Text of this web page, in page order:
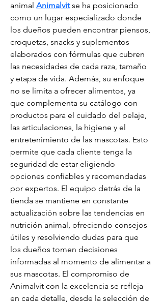
animal Animalvit se ha posicionado
como un lugar especializado donde
los dueños pueden encontrar piensos,
croquetas, snacks y suplementos
elaborados con fórmulas que cubren
las necesidades de cada raza, tamaño
y etapa de vida. Además, su enfoque
no se limita a ofrecer alimentos, ya
que complementa su catálogo con
productos para el cuidado del pelaje,
las articulaciones, la higiene y el
entretenimiento de las mascotas. Esto
permite que cada cliente tenga la
seguridad de estar eligiendo
opciones confiables y recomendadas
por expertos. El equipo detrás de la
tienda se mantiene en constante
actualización sobre las tendencias en
nutrición animal, ofreciendo consejos
útiles y resolviendo dudas para que
los dueños tomen decisiones
informadas al momento de alimentar a
sus mascotas. El compromiso de
Animalvit con la excelencia se refleja
en cada detalle, desde la selección de